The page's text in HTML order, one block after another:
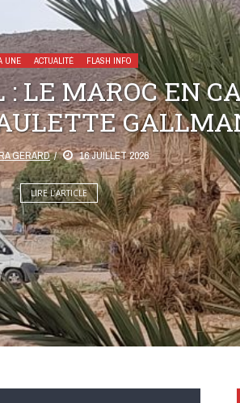
UNE ACTUALITÉ FLASH INFO
LE MAROC EN
GERARD 16 JUILLET 2026
LIRE L’ARTICLE